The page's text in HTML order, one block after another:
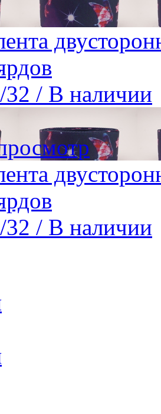
32 / В наличии
32 / В наличии